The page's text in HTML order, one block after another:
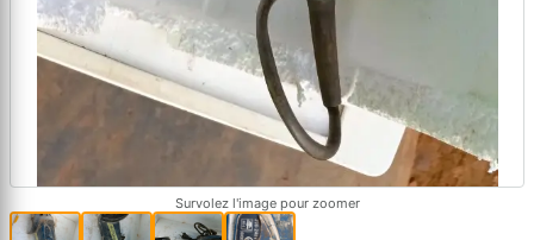
Survolez l'image pour zoomer